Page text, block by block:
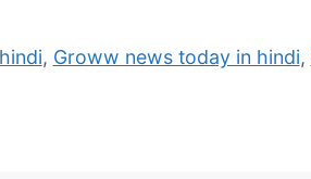
, Groww news today in hindi,